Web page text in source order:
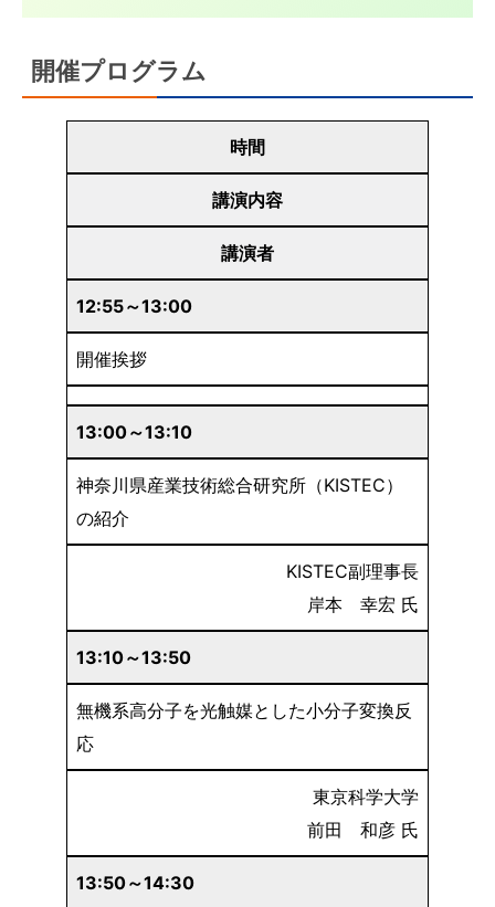
開催プログラム
時間
講演内容
講演者
12:55～13:00
開催挨拶
13:00～13:10
神奈川県産業技術総合研究所（KISTEC）
の紹介
KISTEC副理事長
岸本 幸宏 氏
13:10～13:50
無機系高分子を光触媒とした小分子変換反
応
東京科学大学
前田 和彦 氏
13:50～14:30